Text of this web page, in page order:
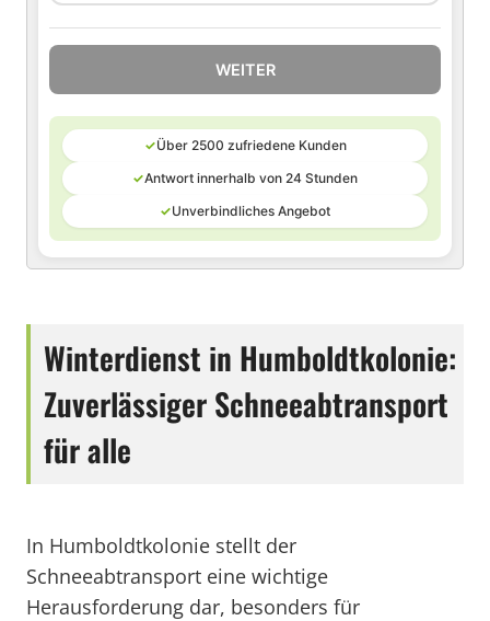
WEITER
✓Über 2500 zufriedene Kunden
✓Antwort innerhalb von 24 Stunden
✓Unverbindliches Angebot
Winterdienst in Humboldtkolonie:
Zuverlässiger Schneeabtransport
für alle
In Humboldtkolonie stellt der
Schneeabtransport eine wichtige
Herausforderung dar, besonders für